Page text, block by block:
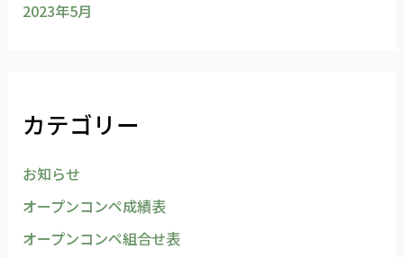
2023年5月
カテゴリー
お知らせ
オープンコンペ成績表
オープンコンペ組合せ表